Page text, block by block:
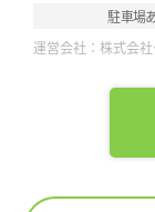
駐車場
運営会社： 株式会